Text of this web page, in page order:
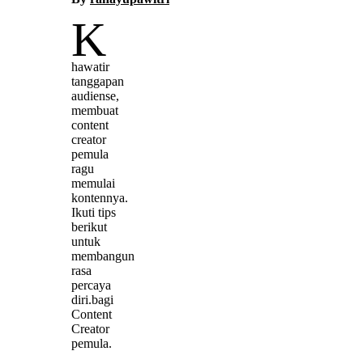
K
hawatir
tanggapan
audiense,
membuat
content
creator
pemula
ragu
memulai
kontennya.
Ikuti tips
berikut
untuk
membangun
rasa
percaya
diri.bagi
Content
Creator
pemula.